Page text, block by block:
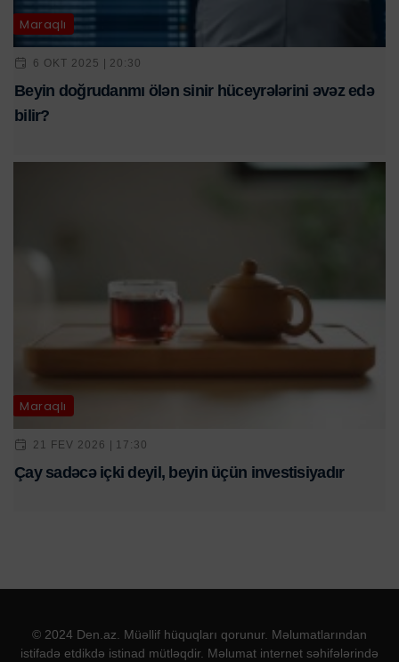
Maraqlı
6 OKT 2025 | 20:30
Beyin doğrudanmı ölən sinir hüceyrələrini əvəz edə
bilir?
Maraqlı
21 FEV 2026 | 17:30
Çay sadəcə içki deyil, beyin üçün investisiyadır
© 2024 Den.az. Müəllif hüquqları qorunur. Məlumatlarından
istifadə etdikdə istinad mütləqdir. Məlumat internet səhifələrində